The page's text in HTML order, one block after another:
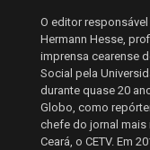
O editor
Hermann Hesse,
imprensa cearense
Social pela
durante quase 20
Globo, como
chefe do jornal mais
Ceará, o CETV. Em